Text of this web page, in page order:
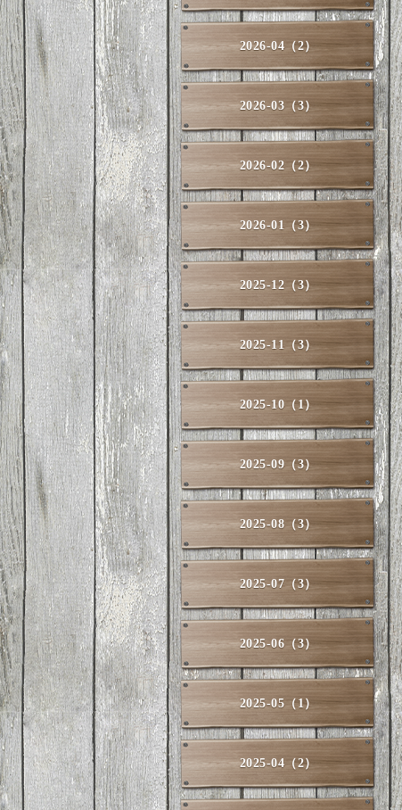
2026-04（2）
2026-03（3）
2026-02（2）
2026-01（3）
2025-12（3）
2025-11（3）
2025-10（1）
2025-09（3）
2025-08（3）
2025-07（3）
2025-06（3）
2025-05（1）
2025-04（2）